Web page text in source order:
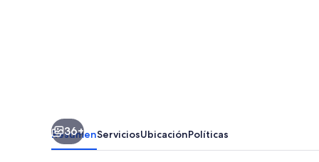
36+
ResumenServiciosUbicaciónPolíticas